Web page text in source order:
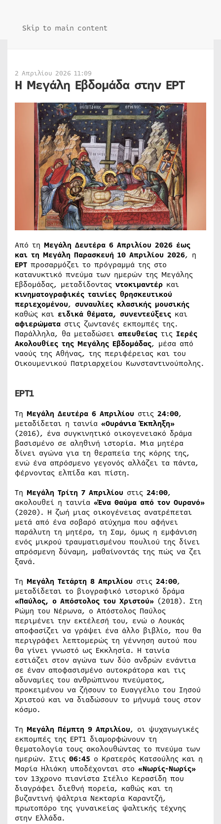
Skip to main content
2 Απριλίου 2026 11:09
Η Μεγάλη Εβδομάδα στην ΕΡΤ
Από τη Μεγάλη Δευτέρα 6 Απριλίου 2026 έως
και τη Μεγάλη Παρασκευή 10 Απριλίου 2026, η
ΕΡΤ προσαρμόζει το πρόγραμμά της στο
κατανυκτικό πνεύμα των ημερών της Μεγάλης
Εβδομάδας, μεταδίδοντας ντοκιμαντέρ και
κινηματογραφικές ταινίες θρησκευτικού
περιεχομένου, συναυλίες κλασικής μουσικής
καθώς και ειδικά θέματα, συνεντεύξεις και
αφιερώματα στις ζωντανές εκπομπές της.
Παράλληλα, θα μεταδώσει απευθείας τις Ιερές
Ακολουθίες της Μεγάλης Εβδομάδας, μέσα από
ναούς της Αθήνας, της περιφέρειας και του
Οικουμενικού Πατριαρχείου Κωνσταντινούπολης.
ΕΡΤ1
Τη Μεγάλη Δευτέρα 6 Απριλίου στις 24:00,
μεταδίδεται η ταινία «Ουράνια Έκπληξη»
(2016), ένα συγκινητικό οικογενειακό δράμα
βασισμένο σε αληθινή ιστορία. Μια μητέρα
δίνει αγώνα για τη θεραπεία της κόρης της,
ενώ ένα απρόσμενο γεγονός αλλάζει τα πάντα,
φέρνοντας ελπίδα και πίστη.
Τη Μεγάλη Τρίτη 7 Απριλίου στις 24:00,
ακολουθεί η ταινία «Ένα Θαύμα από τον Ουρανό»
(2020). Η ζωή μιας οικογένειας ανατρέπεται
μετά από ένα σοβαρό ατύχημα που αφήνει
παράλυτη τη μητέρα, τη Σαμ, όμως η εμφάνιση
ενός μικρού τραυματισμένου πουλιού της δίνει
απρόσμενη δύναμη, μαθαίνοντάς της πώς να ζει
ξανά.
Τη Μεγάλη Τετάρτη 8 Απριλίου στις 24:00,
μεταδίδεται το βιογραφικό ιστορικό δράμα
«Παύλος, ο Απόστολος του Χριστού» (2018). Στη
Ρώμη του Νέρωνα, ο Απόστολος Παύλος
περιμένει την εκτέλεσή του, ενώ ο Λουκάς
αποφασίζει να γράψει ένα άλλο βιβλίο, που θα
περιγράφει λεπτομερώς τη γέννηση αυτού που
θα γίνει γνωστό ως Εκκλησία. Η ταινία
εστιάζει στον αγώνα των δύο ανδρών ενάντια
σε έναν αποφασισμένο αυτοκράτορα και τις
αδυναμίες του ανθρώπινου πνεύματος,
προκειμένου να ζήσουν το Ευαγγέλιο του Ιησού
Χριστού και να διαδώσουν το μήνυμά τους στον
κόσμο.
Τη Μεγάλη Πέμπτη 9 Απριλίου, οι ψυχαγωγικές
εκπομπές της ΕΡΤ1 διαμορφώνουν τη
θεματολογία τους ακολουθώντας το πνεύμα των
ημερών. Στις 06:45 ο Κρατερός Κατσούλης και η
Μαρία Ηλιάκη υποδέχονται στο «Νωρίς-Νωρίς»
τον 13χρονο πιανίστα Στέλιο Κερασίδη που
διαγράφει διεθνή πορεία, καθώς και τη
βυζαντινή ψάλτρια Νεκταρία Καραντζή,
πρωτοπόρο της γυναικείας ψαλτικής τέχνης
στην Ελλάδα.